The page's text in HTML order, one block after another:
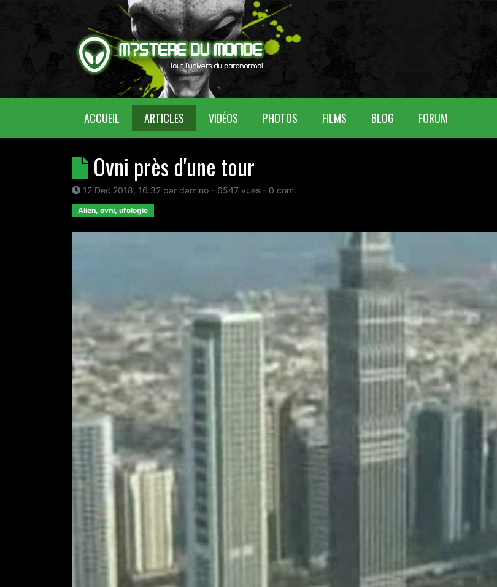
ACCUEIL (CURRENT)ARTICLES VIDÉOS PHOTOS FILMS BLOG FORUM
Ovni près d'une tour
12 Dec 2018, 16:32 par damino - 6547 vues - 0 com.
Alien, ovni, ufologie